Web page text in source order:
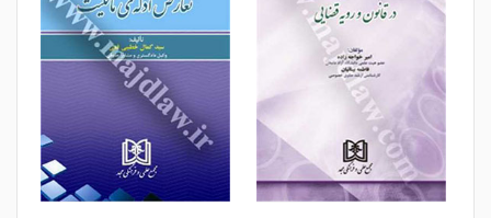
مشاهده و خرید مشاهده و خرید